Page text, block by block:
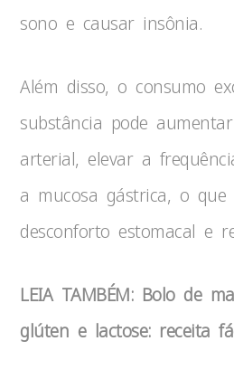
sono e causar insônia.
Além disso, o consumo
substância pode
arterial, elevar a
a mucosa gástrica, o que
desconforto estomacal e
LEIA TAMBÉM: Bolo de
glúten e lactose: receita